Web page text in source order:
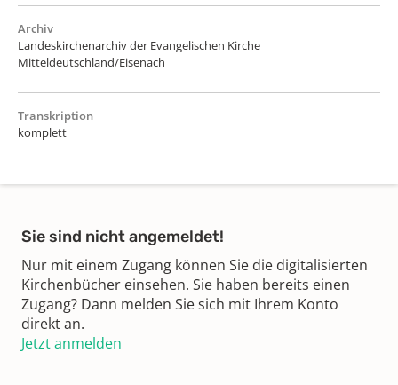
Archiv
Landeskirchenarchiv der Evangelischen Kirche
Mitteldeutschland/Eisenach
Transkription
komplett
Sie sind nicht angemeldet!
Nur mit einem Zugang können Sie die digitalisierten
Kirchenbücher einsehen. Sie haben bereits einen
Zugang? Dann melden Sie sich mit Ihrem Konto
direkt an.
Jetzt anmelden